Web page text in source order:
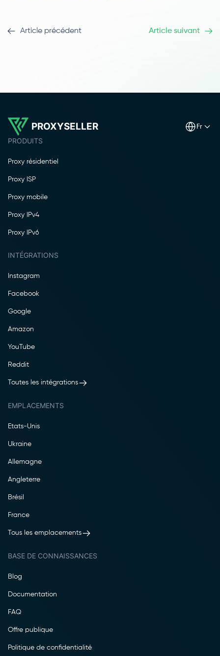
Article précédent Article suivant
PROXYSELLER fr
PRODUITS
Proxy résidentiel
Proxy ISP
Proxy mobile
Proxy IPv4
Proxy IPv6
INTÉGRATIONS
Instagram
Facebook
Google
Amazon
YouTube
Reddit
Toutes les intégrations
EMPLACEMENTS
Etats-Unis
Ukraine
Allemagne
Angleterre
Brésil
France
Tous les emplacements
BASE DE CONNAISSANCES
Blog
Documentation
FAQ
Offre publique
Politique de confidentialité